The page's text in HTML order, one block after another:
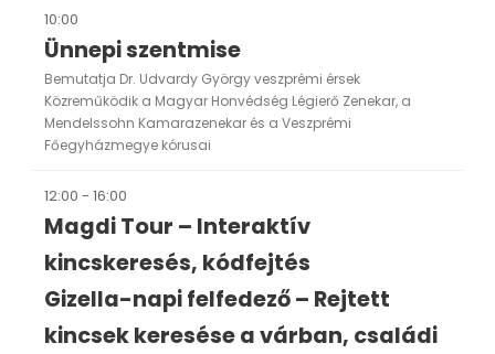
10:00
Ünnepi szentmise
Bemutatja Dr. Udvardy György veszprémi érsek
Közreműködik a Magyar Honvédség Légierő Zenekar, a
Mendelssohn Kamarazenekar és a Veszprémi
Főegyházmegye kórusai
12:00 - 16:00
Magdi Tour – Interaktív
kincskeresés, kódfejtés
Gizella-napi felfedező – Rejtett
kincsek keresése a várban, családi